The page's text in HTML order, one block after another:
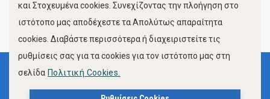
FOLLOW US
Όροι Χρήσης
Πολιτική Προστασίας Προσωπικών Δεδομένων
και Στοχευμένα cookies. Συνεχίζοντας την πλοήγηση στο
ιστότοπο μας αποδέχεστε τα Απολύτως απαραίτητα
cookies. Διαβάστε περισσότερα ή διαχειριστείτε τις
ρυθμίσεις σας για τα cookies για τον ιστότοπο μας στη
σελίδα Πολιτική Cookies.